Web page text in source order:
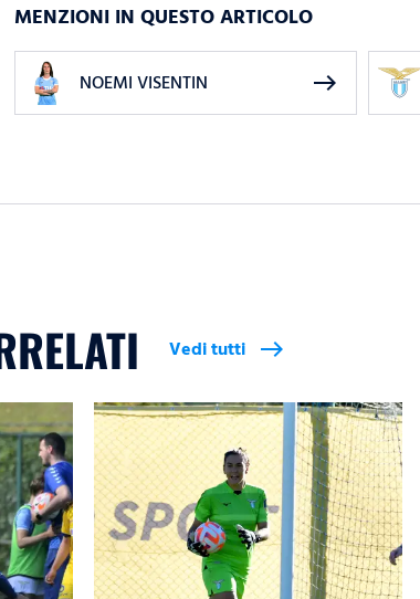
MENZIONI IN QUESTO ARTICOLO
NOEMI VISENTIN east
Vedi tutti east